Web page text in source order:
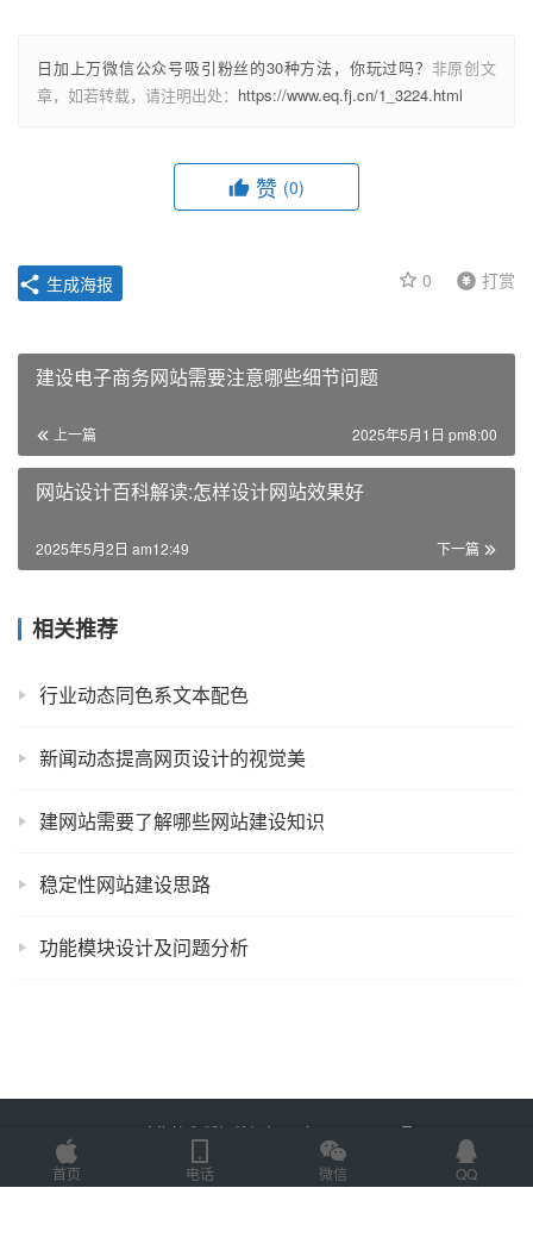
日加上万微信公众号吸引粉丝的30种方法，你玩过吗？ 非原创文
章，如若转载，请注明出处： https://www.eq.fj.cn/1_3224.html
赞 (0)
0 打赏
生成海报
建设电子商务网站需要注意哪些细节问题
上一篇 2025年5月1日 pm8:00
网站设计百科解读:怎样设计网站效果好
下一篇
2025年5月2日 am12:49
相关推荐
行业动态同色系文本配色
新闻动态提高网页设计的视觉美
建网站需要了解哪些网站建设知识
稳定性网站建设思路
功能模块设计及问题分析
Copyright © 2025 金海技术 版权所有 鲁ICP备2022012774号-2
首页
电话 微信 QQ